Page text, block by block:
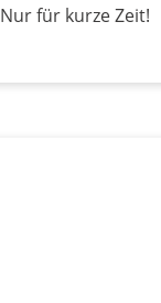
Nur für kurze Zeit!